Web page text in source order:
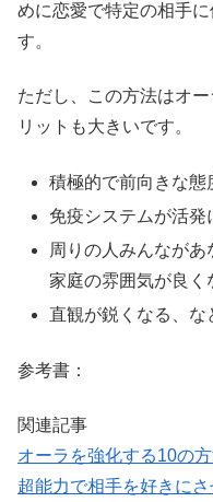
めに恋愛で特定の相手
す。
ただし、この方法はオ
リットも大きいです。
積極的で前向きな態
免疫システムが活発
周りの人みんなが
家庭の雰囲気が良く
直観が鋭くなる、な
参考書：
関連記事
オーラを強化する10の
超能力で相手を好きにさ